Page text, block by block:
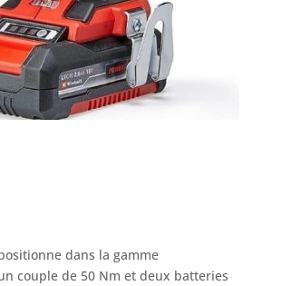
dans la gamme
couple de 50 Nm et deux batteries